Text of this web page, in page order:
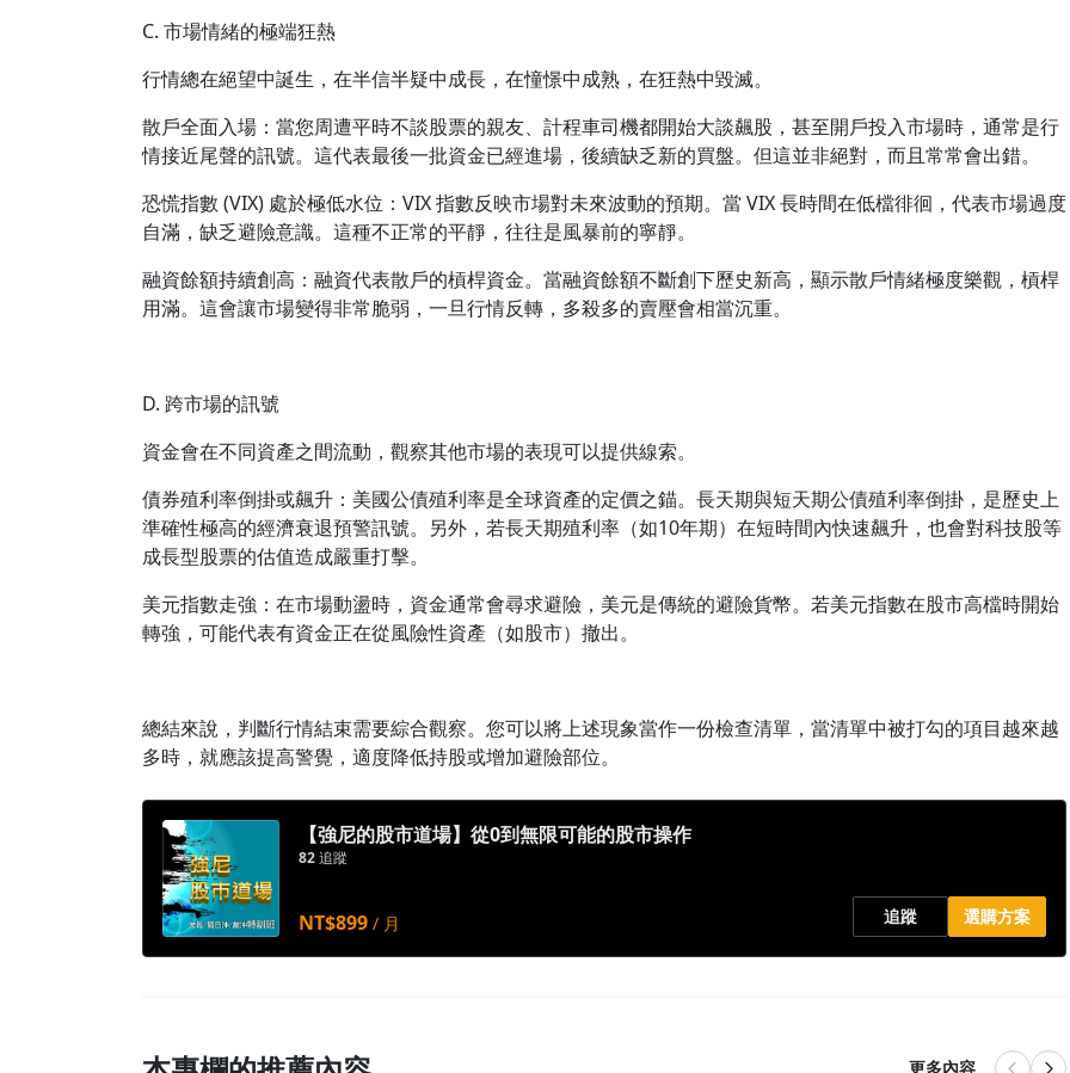
C. 市場情緒的極端狂熱
行情總在絕望中誕生，在半信半疑中成長，在憧憬中成熟，在狂熱中毀滅。
散戶全面入場：當您周遭平時不談股票的親友、計程車司機都開始大談飆股，甚至開戶投入市場時，通常是行
情接近尾聲的訊號。這代表最後一批資金已經進場，後續缺乏新的買盤。但這並非絕對，而且常常會出錯。
恐慌指數 (VIX) 處於極低水位：VIX 指數反映市場對未來波動的預期。當 VIX 長時間在低檔徘徊，代表市場過度
自滿，缺乏避險意識。這種不正常的平靜，往往是風暴前的寧靜。
融資餘額持續創高：融資代表散戶的槓桿資金。當融資餘額不斷創下歷史新高，顯示散戶情緒極度樂觀，槓桿
用滿。這會讓市場變得非常脆弱，一旦行情反轉，多殺多的賣壓會相當沉重。
D. 跨市場的訊號
資金會在不同資產之間流動，觀察其他市場的表現可以提供線索。
債券殖利率倒掛或飆升：美國公債殖利率是全球資產的定價之錨。長天期與短天期公債殖利率倒掛，是歷史上
準確性極高的經濟衰退預警訊號。另外，若長天期殖利率（如10年期）在短時間內快速飆升，也會對科技股等
成長型股票的估值造成嚴重打擊。
美元指數走強：在市場動盪時，資金通常會尋求避險，美元是傳統的避險貨幣。若美元指數在股市高檔時開始
轉強，可能代表有資金正在從風險性資產（如股市）撤出。
總結來說，判斷行情結束需要綜合觀察。您可以將上述現象當作一份檢查清單，當清單中被打勾的項目越來越
多時，就應該提高警覺，適度降低持股或增加避險部位。
【強尼的股市道場】從0到無限可能的股市操作
82追蹤
NT$899 / 月 追蹤 選購方案
更多內容